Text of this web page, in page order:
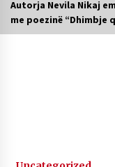
Autorja Nevila Nikaj
me poezinë “Dhimbje